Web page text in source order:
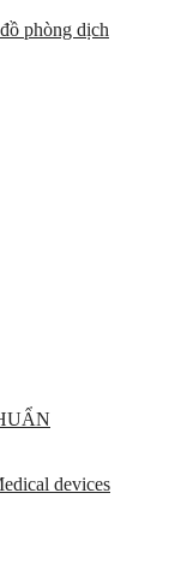
phòng dịch
devices